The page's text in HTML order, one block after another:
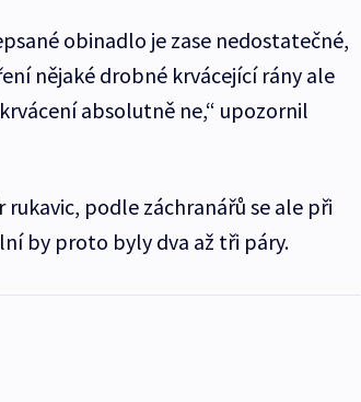
obinadlo je zase nedostatečné,
nějaké drobné krvácející rány ale
absolutně ne,“ upozornil
podle záchranářů se ale při
by proto byly dva až tři páry.